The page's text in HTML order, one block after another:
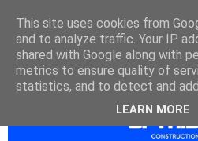
This site uses cookies from
and to analyze traffic. Your IP
shared with Google along with
metrics to ensure quality of
statistics, and to detect and
LEARN MORE